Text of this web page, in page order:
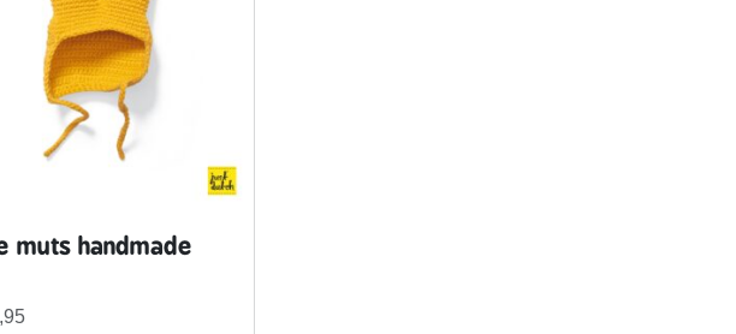
muts handmade